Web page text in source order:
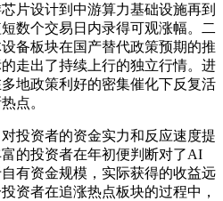
片设计到中游算力基础设施再到
数个交易日内录得可观涨幅。二
备板块在国产替代政策预期的推
走出了持续上行的独立行情。进
地政策利好的密集催化下反复活
点。
投资者的资金实力和反应速度提
的投资者在年初便判断对了AI
有资金规模，实际获得的收益远
资者在追涨热点板块的过程中，